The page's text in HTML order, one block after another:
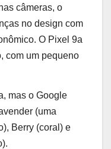
câmeras, o
no design com
O Pixel 9a
com um pequeno
mas o Google
(uma
Berry (coral) e